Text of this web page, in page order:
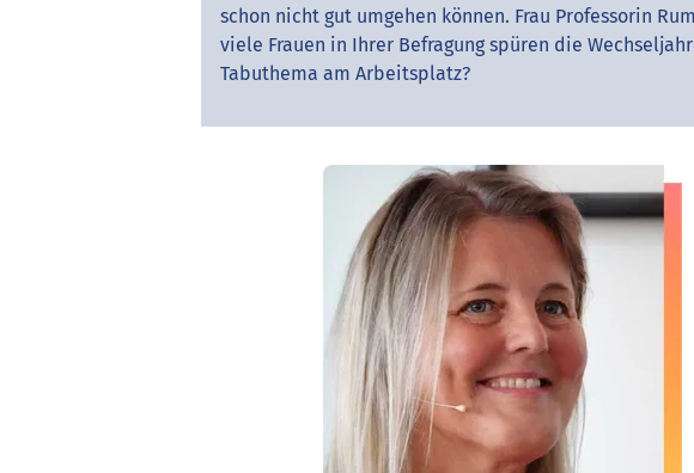
schon nicht gut umgehen können. Frau Professorin
viele Frauen in Ihrer Befragung spüren die
Tabuthema am Arbeitsplatz?